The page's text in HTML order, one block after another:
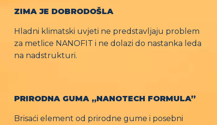
ZIMA JE DOBRODOŠLA
Hladni klimatski uvjeti ne predstavljaju problem
za metlice NANOFIT i ne dolazi do nastanka leda
na nadstrukturi.
PRIRODNA GUMA „NANOTECH FORMULA”
Brisaći element od prirodne gume i posebni